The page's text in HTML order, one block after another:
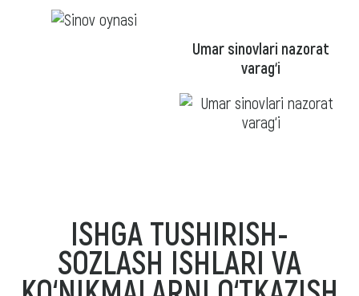
Umar sinovlari nazorat
varag‘i
ISHGA TUSHIRISH-
SOZLASH ISHLARI VA